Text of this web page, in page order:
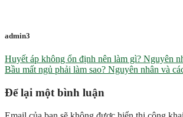
admin3
Huyết áp không ổn định nên làm gì? Nguyên
Bầu mất ngủ phải làm sao? Nguyên nhân và
Để lại một bình luận